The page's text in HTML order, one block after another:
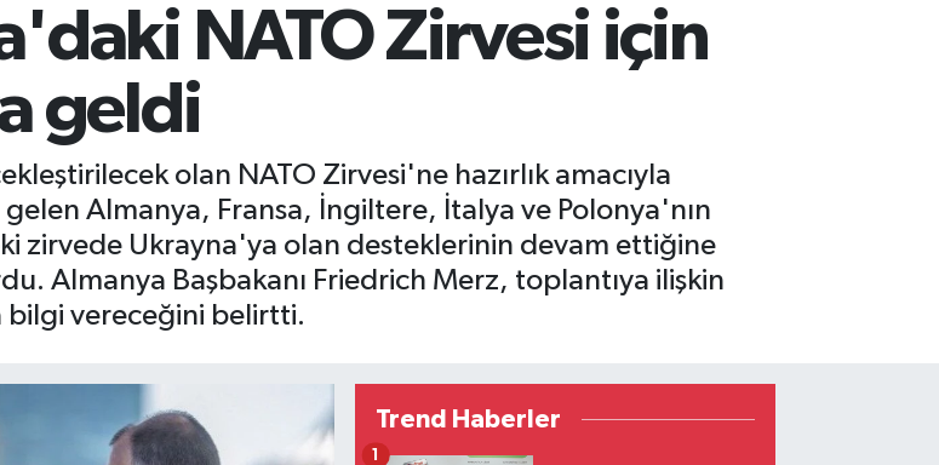
NATO Zirvesi için
geldi
olan NATO Zirvesi'ne hazırlık amacıyla
Almanya, Fransa, İngiltere, İtalya ve Polonya'nın
zirvede Ukrayna'ya olan desteklerinin devam ettiğine
Almanya Başbakanı Friedrich Merz, toplantıya ilişkin
bilgi vereceğini belirtti.
Trend Haberler
1